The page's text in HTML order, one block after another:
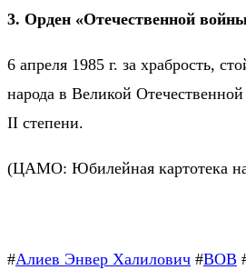
3. Орден «Отечественной
6 апреля 1985 г. за храбрость,
народа в Великой
II степени.
(ЦАМО: Юбилейная картотека
#Алиев Энвер Халилович #ВОВ